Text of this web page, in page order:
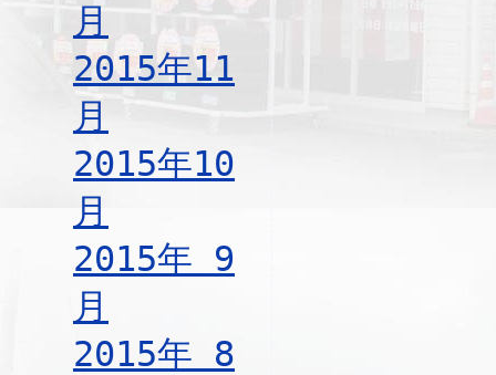
月
2015年11
月
2015年10
月
2015年 9
月
2015年 8